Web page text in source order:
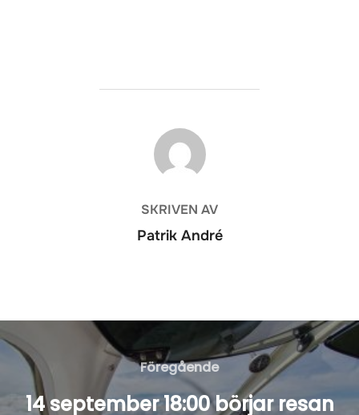
INLÄGGSFÖRFATTARE
SKRIVEN AV
Patrik André
Inläggsnavigering
Föregående
Föregående
14 september 18:00 börjar resan